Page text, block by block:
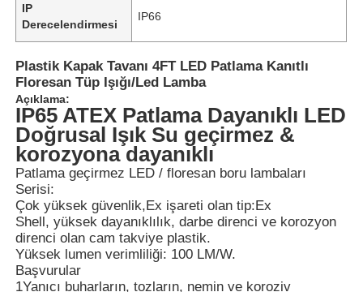
IP
Derecelendirmesi
IP66
Plastik Kapak Tavanı 4FT LED Patlama Kanıtlı
Floresan Tüp Işığı/Led Lamba
Açıklama:
IP65 ATEX Patlama Dayanıklı LED
Doğrusal Işık Su geçirmez &
korozyona dayanıklı
Patlama geçirmez LED / floresan boru lambaları
Serisi:
Çok yüksek güvenlik,Ex işareti olan tip:Ex
Shell, yüksek dayanıklılık, darbe direnci ve korozyon
direnci olan cam takviye plastik.
Yüksek lumen verimliliği: 100 LM/W.
Başvurular
1Yanıcı buharların, tozların, nemin ve koroziv